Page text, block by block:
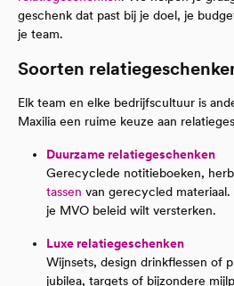
geschenk dat past bij je doel, je
je team.
Soorten
Elk team en elke bedrijfscultuur is
Maxilia een ruime keuze aan
Duurzame relatiegeschenken
Gerecyclede notitieboeken,
tassen van gerecycled materiaal.
je MVO beleid wilt versterken.
Luxe relatiegeschenken
Wijnsets, design drinkflessen of
jubilea, targets of bijzondere